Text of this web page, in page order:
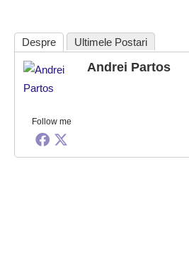
Despre Ultimele Postari
Follow me
Andrei Partos